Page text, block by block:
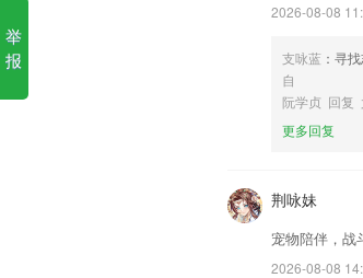
5.实力派小讲师，手
6.在考试来临前可
奔驰宝马55的
施工报验多岗位签名
【考核】更新涉旅企
地图加载更顺滑
积分兑换比例可根据
2026-08-08
支咏蓝 ：寻
自
阮学贞 回复
更多回复
荆咏妹
宠物陪伴，战
2026-08-08
举
报